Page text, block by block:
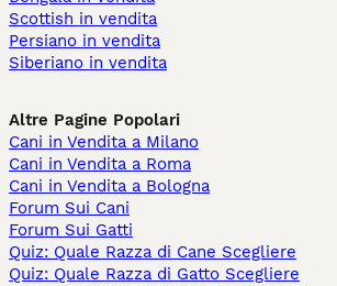
Scottish in vendita
Persiano in vendita
Siberiano in vendita
Altre Pagine Popolari
Cani in Vendita a Milano
Cani in Vendita a Roma
Cani in Vendita a Bologna
Forum Sui Cani
Forum Sui Gatti
Quiz: Quale Razza di Cane Scegliere
Quiz: Quale Razza di Gatto Scegliere